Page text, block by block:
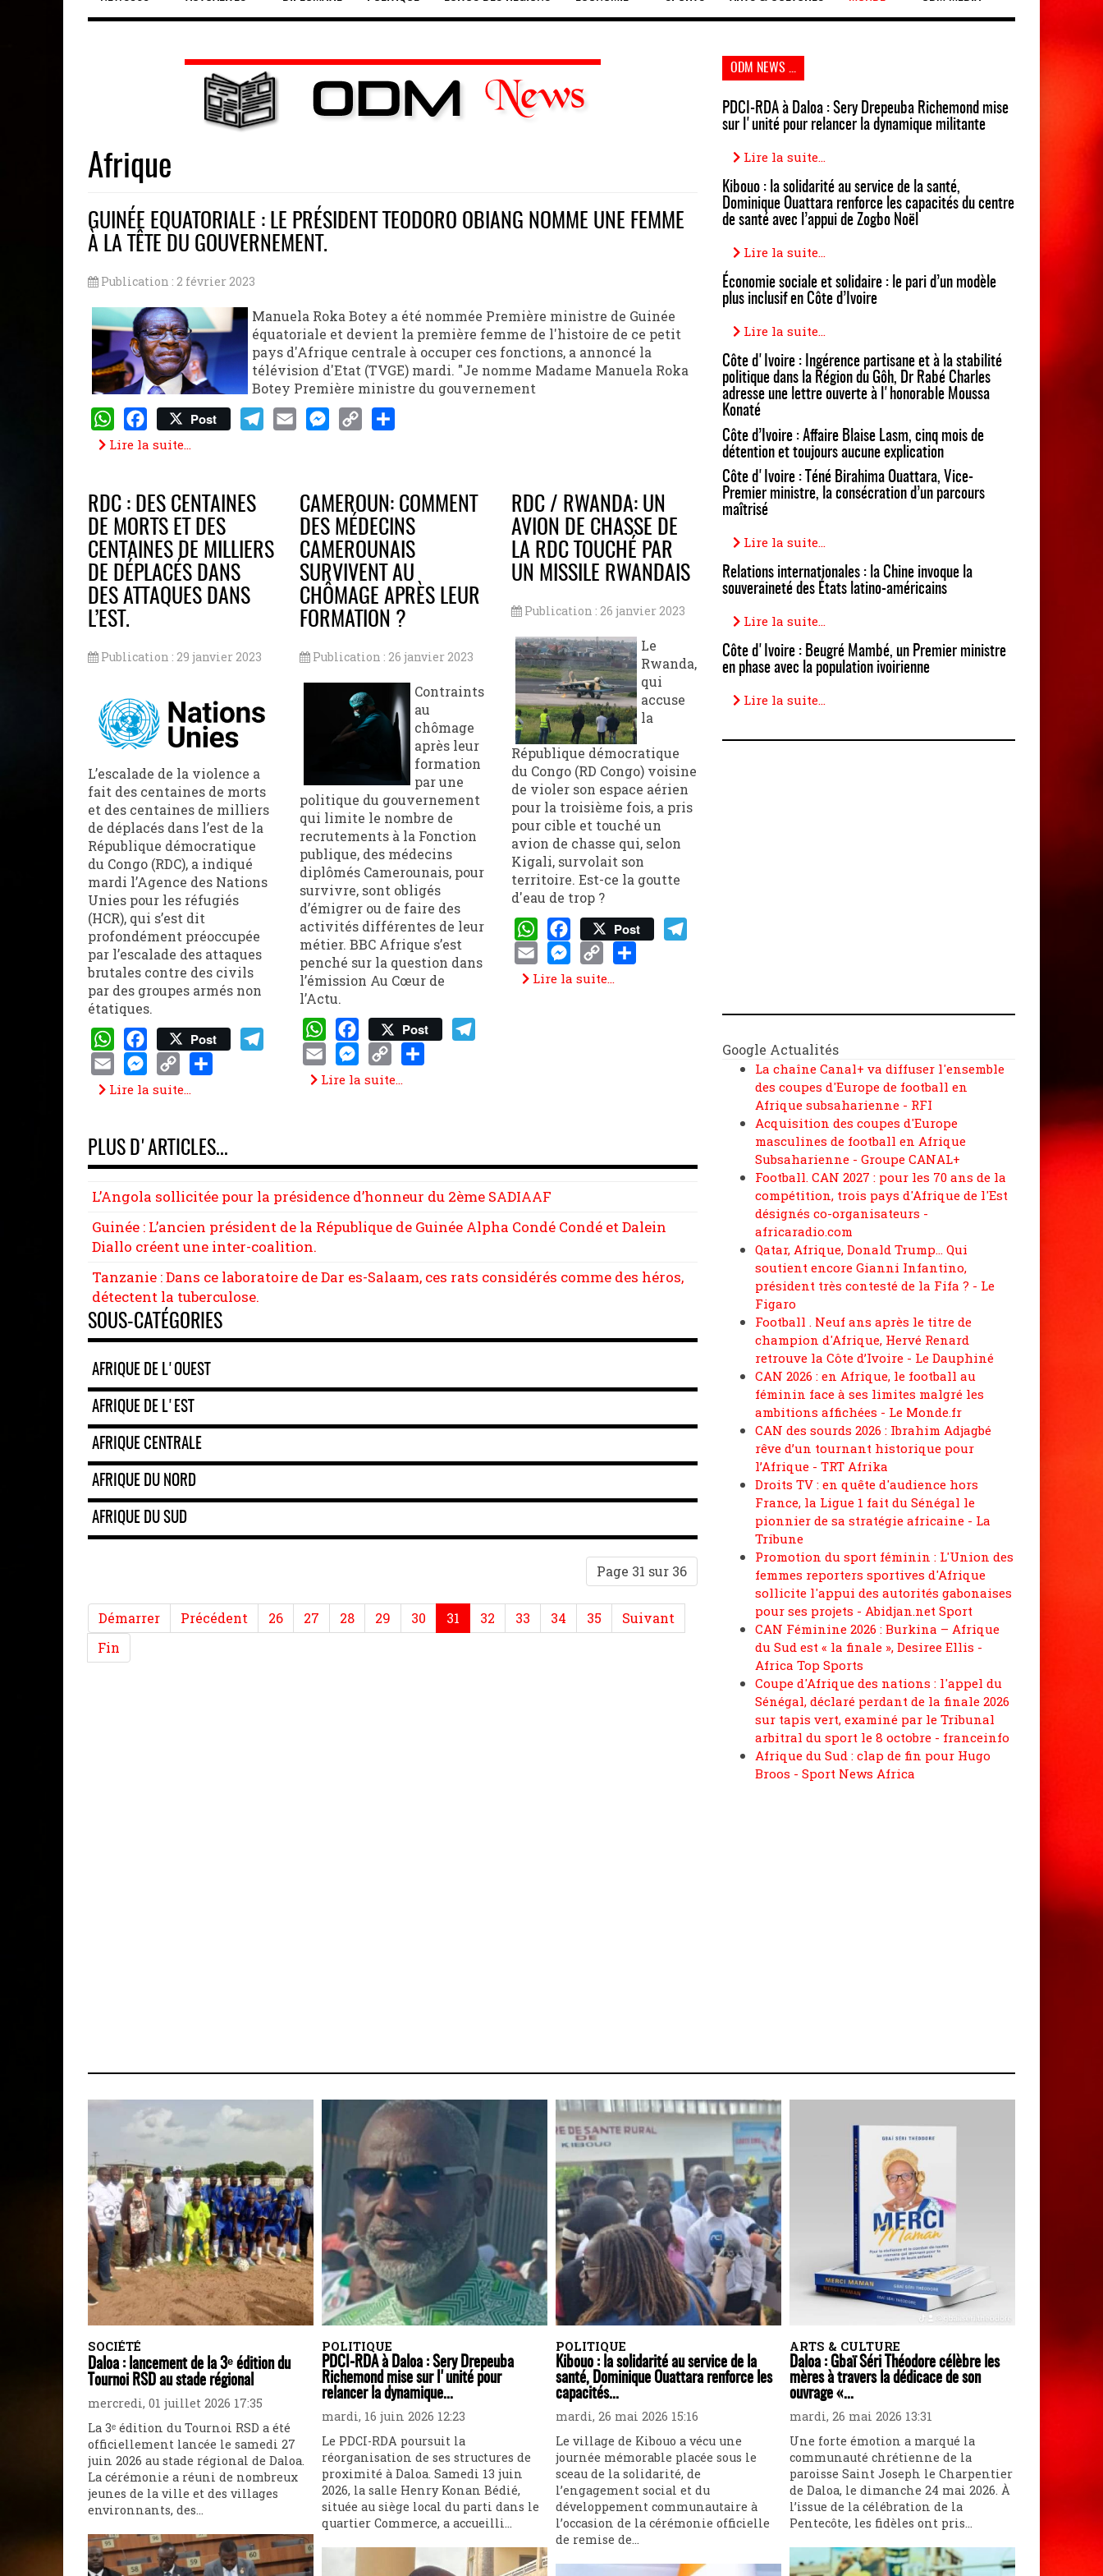
Afrique
GUINÉE EQUATORIALE : LE PRÉSIDENT TEODORO OBIANG NOMME UNE FEMME
À LA TÊTE DU GOUVERNEMENT.
Publication : 2 février 2023
Manuela Roka Botey a été nommée Première ministre de Guinée
équatoriale et devient la première femme de l'histoire de ce petit
pays d'Afrique centrale à occuper ces fonctions, a annoncé la
télévision d'Etat (TVGE) mardi. "Je nomme Madame Manuela Roka
Botey Première ministre du gouvernement
WhatsApp
Facebook
Post
Lire la suite...
RDC : DES CENTAINES
DE MORTS ET DES
CENTAINES DE MILLIERS
DE DÉPLACÉS DANS
DES ATTAQUES DANS
L’EST.
Publication : 29 janvier 2023
L’escalade de la violence a
fait des centaines de morts
et des centaines de milliers
de déplacés dans l’est de la
République démocratique
du Congo (RDC), a indiqué
mardi l’Agence des Nations
Unies pour les réfugiés
(HCR), qui s’est dit
profondément préoccupée
par l’escalade des attaques
brutales contre des civils
par des groupes armés non
étatiques.
WhatsApp
Facebook
Post
EmailMessenger
Copy
Lire la suite...
CAMEROUN: COMMENT
DES MÉDECINS
CAMEROUNAIS
SURVIVENT AU
CHÔMAGE APRÈS LEUR
FORMATION ?
Publication : 26 janvier 2023
Contraints
au
chômage
après leur
formation
par une
politique du gouvernement
qui limite le nombre de
recrutements à la Fonction
publique, des médecins
diplômés Camerounais, pour
survivre, sont obligés
d’émigrer ou de faire des
activités différentes de leur
métier. BBC Afrique s’est
penché sur la question dans
l’émission Au Cœur de
l’Actu.
WhatsApp
Facebook
Post
EmailMessenger
Copy
Lire la suite...
RDC / RWANDA: UN
AVION DE CHASSE DE
LA RDC TOUCHÉ PAR
UN MISSILE RWANDAIS
Publication : 26 janvier 2023
Le
Rwanda,
qui
accuse
la
République démocratique
du Congo (RD Congo) voisine
de violer son espace aérien
pour la troisième fois, a pris
pour cible et touché un
avion de chasse qui, selon
Kigali, survolait son
territoire. Est-ce la goutte
d'eau de trop ?
WhatsApp
Facebook
Post
EmailMessenger
Copy
Lire la suite...
PLUS D'ARTICLES...
L’Angola sollicitée pour la présidence d’honneur du 2ème SADIAAF
Guinée : L’ancien président de la République de Guinée Alpha Condé Condé et Dalein
Diallo créent une inter-coalition.
Tanzanie : Dans ce laboratoire de Dar es-Salaam, ces rats considérés comme des héros,
détectent la tuberculose.
SOUS-CATÉGORIES
AFRIQUE DE L'OUEST
AFRIQUE DE L'EST
AFRIQUE CENTRALE
AFRIQUE DU NORD
AFRIQUE DU SUD
Page 31 sur 36
Démarrer Précédent 26 27 28 29 30 31 32 33 34 35
Suivant
Fin
ODM NEWS ...
PDCI-RDA à Daloa : Sery Drepeuba Richemond mise
sur l'unité pour relancer la dynamique militante
Lire la suite...
Kibouo : la solidarité au service de la santé,
Dominique Ouattara renforce les capacités du centre
de santé avec l’appui de Zogbo Noël
Lire la suite...
Économie sociale et solidaire : le pari d’un modèle
plus inclusif en Côte d’Ivoire
Lire la suite...
Côte d'Ivoire : Ingérence partisane et à la stabilité
politique dans la Région du Gôh, Dr Rabé Charles
adresse une lettre ouverte à l'honorable Moussa
Konaté
Côte d’Ivoire : Affaire Blaise Lasm, cinq mois de
détention et toujours aucune explication
Côte d'Ivoire : Téné Birahima Ouattara, Vice-
Premier ministre, la consécration d’un parcours
maîtrisé
Lire la suite...
Relations internationales : la Chine invoque la
souveraineté des États latino-américains
Lire la suite...
Côte d'Ivoire : Beugré Mambé, un Premier ministre
en phase avec la population ivoirienne
Lire la suite...
Google Actualités
La chaîne Canal+ va diffuser l'ensemble
des coupes d'Europe de football en
Afrique subsaharienne - RFI
Acquisition des coupes d'Europe
masculines de football en Afrique
Subsaharienne - Groupe CANAL+
Football. CAN 2027 : pour les 70 ans de la
compétition, trois pays d'Afrique de l'Est
désignés co-organisateurs -
africaradio.com
Qatar, Afrique, Donald Trump... Qui
soutient encore Gianni Infantino,
président très contesté de la Fifa ? - Le
Figaro
Football . Neuf ans après le titre de
champion d'Afrique, Hervé Renard
retrouve la Côte d’Ivoire - Le Dauphiné
CAN 2026 : en Afrique, le football au
féminin face à ses limites malgré les
ambitions affichées - Le Monde.fr
CAN des sourds 2026 : Ibrahim Adjagbé
rêve d’un tournant historique pour
l’Afrique - TRT Afrika
Droits TV : en quête d'audience hors
France, la Ligue 1 fait du Sénégal le
pionnier de sa stratégie africaine - La
Tribune
Promotion du sport féminin : L'Union des
femmes reporters sportives d'Afrique
sollicite l'appui des autorités gabonaises
pour ses projets - Abidjan.net Sport
CAN Féminine 2026 : Burkina – Afrique
du Sud est « la finale », Desiree Ellis -
Africa Top Sports
Coupe d'Afrique des nations : l'appel du
Sénégal, déclaré perdant de la finale 2026
sur tapis vert, examiné par le Tribunal
arbitral du sport le 8 octobre - franceinfo
Afrique du Sud : clap de fin pour Hugo
Broos - Sport News Africa
SOCIÉTÉ
Daloa : lancement de la 3ᵉ édition du
Tournoi RSD au stade régional
mercredi, 01 juillet 2026 17:35
La 3ᵉ édition du Tournoi RSD a été
officiellement lancée le samedi 27
juin 2026 au stade régional de Daloa.
La cérémonie a réuni de nombreux
jeunes de la ville et des villages
environnants, des...
POLITIQUE
PDCI-RDA à Daloa : Sery Drepeuba
Richemond mise sur l'unité pour
relancer la dynamique...
mardi, 16 juin 2026 12:23
Le PDCI-RDA poursuit la
réorganisation de ses structures de
proximité à Daloa. Samedi 13 juin
2026, la salle Henry Konan Bédié,
située au siège local du parti dans le
quartier Commerce, a accueilli...
POLITIQUE
Kibouo : la solidarité au service de la
santé, Dominique Ouattara renforce les
capacités...
mardi, 26 mai 2026 15:16
Le village de Kibouo a vécu une
journée mémorable placée sous le
sceau de la solidarité, de
l’engagement social et du
développement communautaire à
l’occasion de la cérémonie officielle
de remise de...
ARTS & CULTURE
Daloa : Gbaï Séri Théodore célèbre les
mères à travers la dédicace de son
ouvrage «...
mardi, 26 mai 2026 13:31
Une forte émotion a marqué la
communauté chrétienne de la
paroisse Saint Joseph le Charpentier
de Daloa, le dimanche 24 mai 2026. À
l’issue de la célébration de la
Pentecôte, les fidèles ont pris...